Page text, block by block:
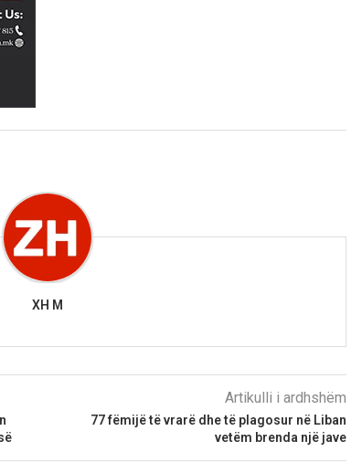
XH M
Artikulli i ardhshëm
77 fëmijë të vrarë dhe të plagosur në Liban
vetëm brenda një jave